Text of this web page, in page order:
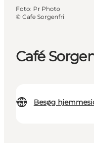
Café
Besøg
Foto: Pr Photo
© Cafe Sorgenfri